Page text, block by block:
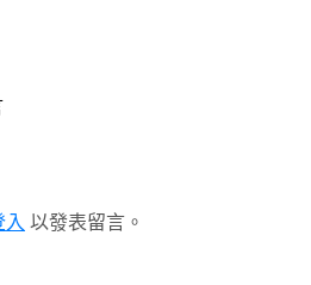
入 以發表留言。